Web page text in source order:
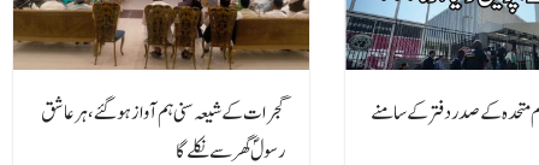
متحدہ کے صدر دفتر کے سامنے
گجرات کے شیعہ سنی ہم آواز ہو گئے ، ہر عاشق
رسولؐ گھر سے نکلے گا